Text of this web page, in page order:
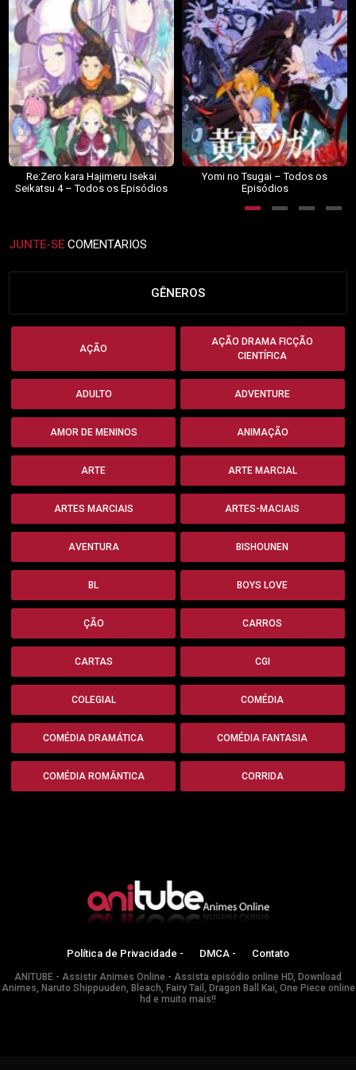
Re:Zero kara Hajimeru Isekai
Seikatsu 4 – Todos os Episódios
Yomi no Tsugai – Todos os
Episódios
JUNTE-SE COMENTARIOS
GÊNEROS
AÇÃO
AÇÃO DRAMA FICÇÃO
CIENTÍFICA
ADULTO ADVENTURE
AMOR DE MENINOS ANIMAÇÃO
ARTE ARTE MARCIAL
ARTES MARCIAIS ARTES-MACIAIS
AVENTURA BISHOUNEN
BL BOYS LOVE
ÇÃO CARROS
CARTAS CGI
COLEGIAL COMÉDIA
COMÉDIA DRAMÁTICA COMÉDIA FANTASIA
COMÉDIA ROMÂNTICA CORRIDA
Política de Privacidade - DMCA - Contato
ANITUBE - Assistir Animes Online - Assista episódio online HD, Download
Animes, Naruto Shippuuden, Bleach, Fairy Tail, Dragon Ball Kai, One Piece online
hd e muito mais!!